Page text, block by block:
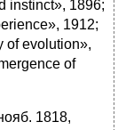
instinct», 1896;
1912;
of evolution»,
of
1818,